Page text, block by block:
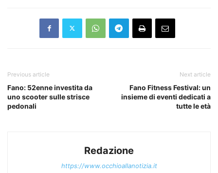
Previous article
Fano: 52enne investita da
uno scooter sulle strisce
pedonali
Next article
Fano Fitness Festival: un
insieme di eventi dedicati a
tutte le età
Redazione
https://www.occhioallanotizia.it